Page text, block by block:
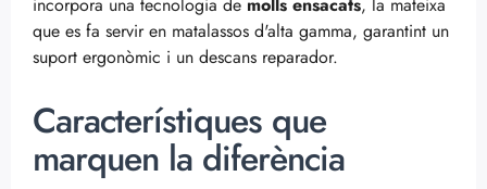
que es fa servir en matalassos d'alta gamma, garantint un
suport ergonòmic i un descans reparador.
Característiques que
marquen la diferència